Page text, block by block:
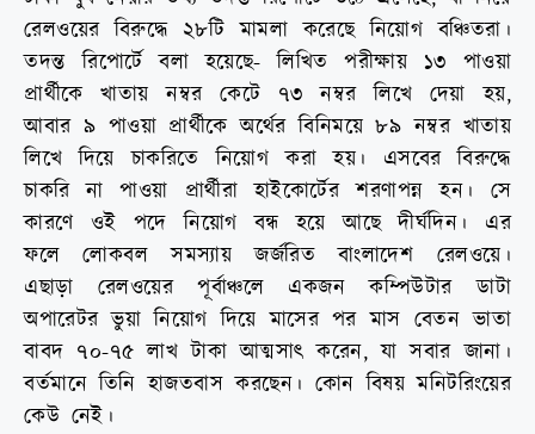
রেলওয়ের বিরুদ্ধে ২৮টি মামলা করেছে নিয়োগ বঞ্চিতরা।
তদন্ত রিপোর্টে বলা হয়েছে- লিখিত পরীক্ষায় ১৩ পাওয়া
প্রার্থীকে খাতায় নম্বর কেটে ৭৩ নম্বর লিখে দেয়া হয়,
আবার ৯ পাওয়া প্রার্থীকে অর্থের বিনিময়ে ৮৯ নম্বর খাতায়
লিখে দিয়ে চাকরিতে নিয়োগ করা হয়। এসবের বিরুদ্ধে
চাকরি না পাওয়া প্রার্থীরা হাইকোর্টের শরণাপন্ন হন। সে
কারণে ওই পদে নিয়োগ বন্ধ হয়ে আছে দীর্ঘদিন। এর
ফলে লোকবল সমস্যায় জর্জরিত বাংলাদেশ রেলওয়ে।
এছাড়া রেলওয়ের পূর্বাঞ্চলে একজন কম্পিউটার ডাটা
অপারেটর ভুয়া নিয়োগ দিয়ে মাসের পর মাস বেতন ভাতা
বাবদ ৭০-৭৫ লাখ টাকা আত্মসাৎ করেন, যা সবার জানা।
বর্তমানে তিনি হাজতবাস করছেন। কোন বিষয় মনিটরিংয়ের
কেউ নেই।